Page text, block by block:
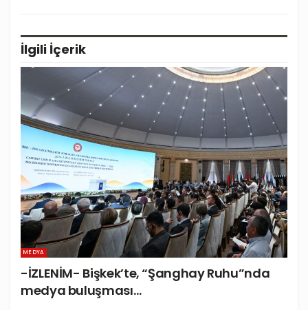
İlgili İçerik
MEDYA
-İZLENİM- Bişkek’te, “Şanghay Ruhu”nda
medya buluşması…